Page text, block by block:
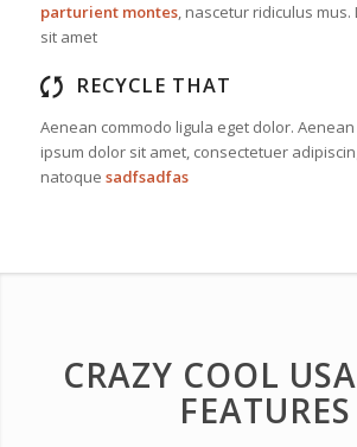
parturient montes, nascetur ridiculus
sit amet
RECYCLE THAT
Aenean commodo ligula eget dolor.
ipsum dolor sit amet, consectetuer
natoque sadfsadfas
CRAZY COOL
FEATURES